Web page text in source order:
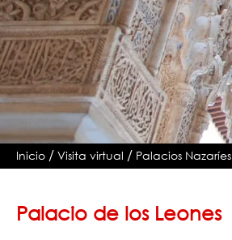
Inicio /Visita virtual / Palacios Nazaríes
Palacio de los Leones